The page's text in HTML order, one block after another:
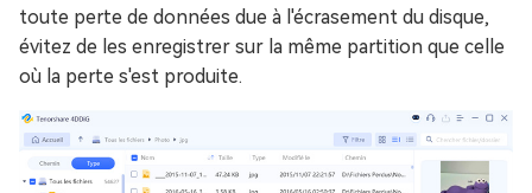
toute perte de données due à l'écrasement du disque,
évitez de les enregistrer sur la même partition que celle
où la perte s'est produite.